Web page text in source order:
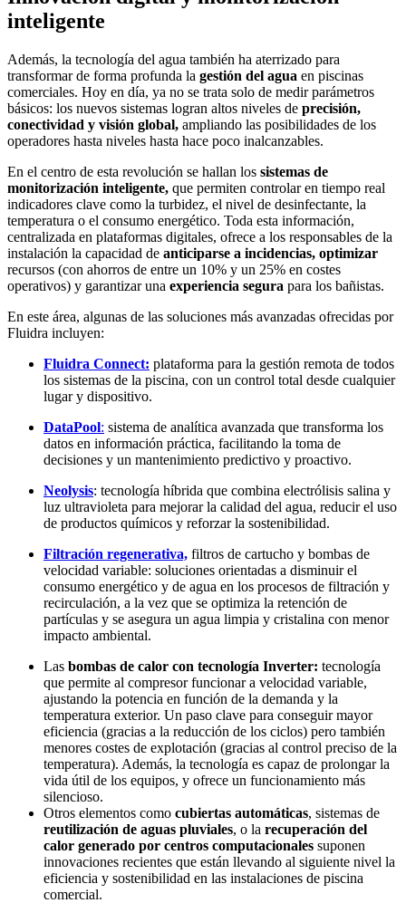
inteligente
Además, la tecnología del agua también ha aterrizado para
transformar de forma profunda la gestión del agua en piscinas
comerciales. Hoy en día, ya no se trata solo de medir parámetros
básicos: los nuevos sistemas logran altos niveles de precisión,
conectividad y visión global, ampliando las posibilidades de los
operadores hasta niveles hasta hace poco inalcanzables.
En el centro de esta revolución se hallan los sistemas de
monitorización inteligente, que permiten controlar en tiempo real
indicadores clave como la turbidez, el nivel de desinfectante, la
temperatura o el consumo energético. Toda esta información,
centralizada en plataformas digitales, ofrece a los responsables de la
instalación la capacidad de anticiparse a incidencias, optimizar
recursos (con ahorros de entre un 10% y un 25% en costes
operativos) y garantizar una experiencia segura para los bañistas.
En este área, algunas de las soluciones más avanzadas ofrecidas por
Fluidra incluyen:
Fluidra Connect: plataforma para la gestión remota de todos
los sistemas de la piscina, con un control total desde cualquier
lugar y dispositivo.
DataPool: sistema de analítica avanzada que transforma los
datos en información práctica, facilitando la toma de
decisiones y un mantenimiento predictivo y proactivo.
Neolysis: tecnología híbrida que combina electrólisis salina y
luz ultravioleta para mejorar la calidad del agua, reducir el uso
de productos químicos y reforzar la sostenibilidad.
Filtración regenerativa, filtros de cartucho y bombas de
velocidad variable: soluciones orientadas a disminuir el
consumo energético y de agua en los procesos de filtración y
recirculación, a la vez que se optimiza la retención de
partículas y se asegura un agua limpia y cristalina con menor
impacto ambiental.
Las bombas de calor con tecnología Inverter: tecnología
que permite al compresor funcionar a velocidad variable,
ajustando la potencia en función de la demanda y la
temperatura exterior. Un paso clave para conseguir mayor
eficiencia (gracias a la reducción de los ciclos) pero también
menores costes de explotación (gracias al control preciso de la
temperatura). Además, la tecnología es capaz de prolongar la
vida útil de los equipos, y ofrece un funcionamiento más
silencioso.
Otros elementos como cubiertas automáticas, sistemas de
reutilización de aguas pluviales, o la recuperación del
calor generado por centros computacionales suponen
innovaciones recientes que están llevando al siguiente nivel la
eficiencia y sostenibilidad en las instalaciones de piscina
comercial.